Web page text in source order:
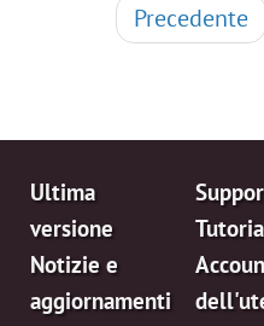
Precedente
Ultima
versione
Notizie e
aggiornamenti